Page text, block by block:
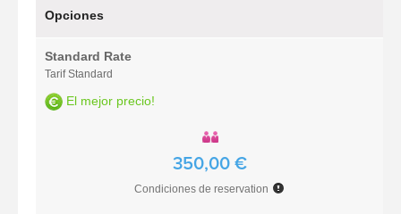
Opciones
Standard Rate
Tarif Standard
El mejor precio!
350,00 €
Condiciones de reservation